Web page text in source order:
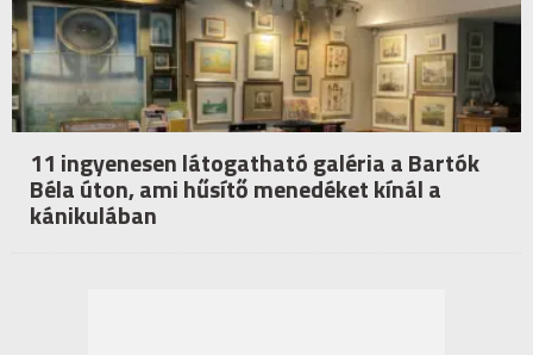
11 ingyenesen látogatható galéria a Bartók
Béla úton, ami hűsítő menedéket kínál a
kánikulában